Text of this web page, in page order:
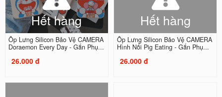
Hết hàng
Ốp Lưng Silicon Bảo Vệ CAMERA
Doraemon Every Day - Gắn Phụ...
26.000 đ
Hết hàng
Ốp Lưng Silicon Bảo Vệ CAMERA
Hình Nổi Pig Eating - Gắn Phụ...
26.000 đ